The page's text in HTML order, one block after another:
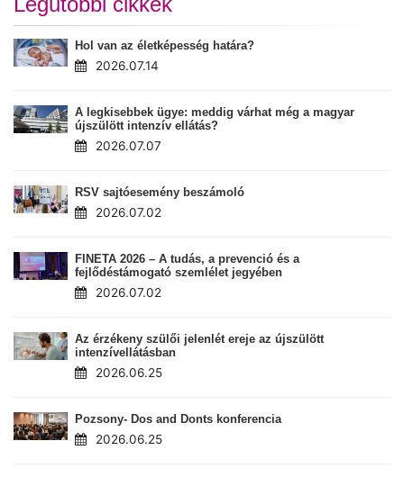
Hol van az életképesség határa?
2026.07.14
A legkisebbek ügye: meddig várhat még a magyar
újszülött intenzív ellátás?
2026.07.07
RSV sajtóesemény beszámoló
2026.07.02
FINETA 2026 – A tudás, a prevenció és a
fejlődéstámogató szemlélet jegyében
2026.07.02
Az érzékeny szülői jelenlét ereje az újszülött
intenzívellátásban
2026.06.25
Pozsony- Dos and Donts konferencia
2026.06.25